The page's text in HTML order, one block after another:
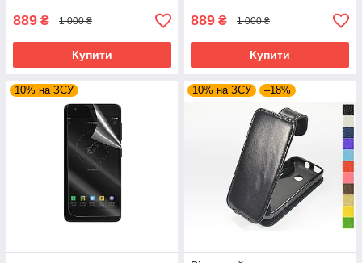
889 ₴ 1 000 ₴
Купити
889 ₴ 1 000 ₴
Купити
10% на ЗСУ 10% на ЗСУ –18%